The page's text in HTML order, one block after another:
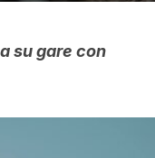
su gare con